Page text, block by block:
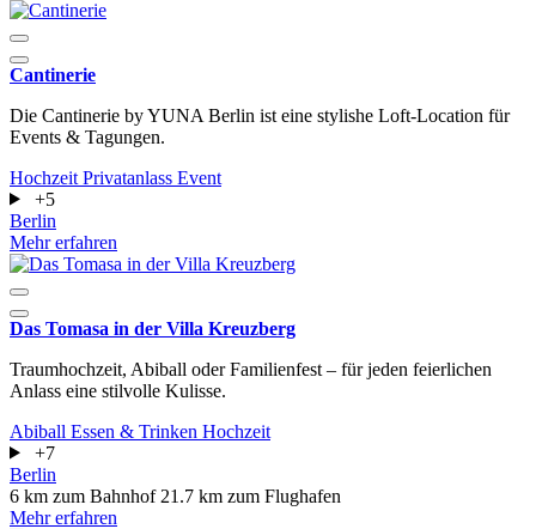
Cantinerie
Die Cantinerie by YUNA Berlin ist eine stylishe Loft-Location für
Events & Tagungen.
Hochzeit Privatanlass Event
+5
Berlin
Mehr erfahren
Das Tomasa in der Villa Kreuzberg
Traumhochzeit, Abiball oder Familienfest – für jeden feierlichen
Anlass eine stilvolle Kulisse.
Abiball Essen & Trinken Hochzeit
+7
Berlin
6 km zum Bahnhof 21.7 km zum Flughafen
Mehr erfahren